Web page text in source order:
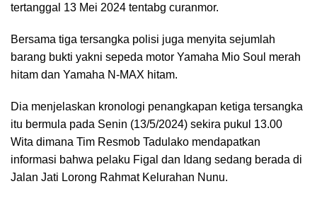
tertanggal 13 Mei 2024 tentabg curanmor.
Bersama tiga tersangka polisi juga menyita sejumlah
barang bukti yakni sepeda motor Yamaha Mio Soul merah
hitam dan Yamaha N-MAX hitam.
Dia menjelaskan kronologi penangkapan ketiga tersangka
itu bermula pada Senin (13/5/2024) sekira pukul 13.00
Wita dimana Tim Resmob Tadulako mendapatkan
informasi bahwa pelaku Figal dan Idang sedang berada di
Jalan Jati Lorong Rahmat Kelurahan Nunu.